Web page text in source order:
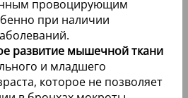
провоцирующим
при наличии
развитие мышечной ткани
и младшего
которое не позволяет